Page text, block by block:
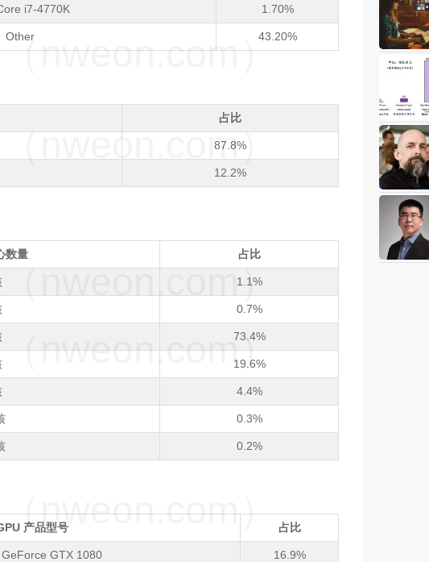
i7-4770K 1.70%
Other 43.20%
占比
87.8%
12.2%
nweon.com）
数量 占比
1.1%
0.7%
73.4%
19.6%
4.4%
0.3%
0.2%
nweon.com）
产品型号 占比
GeForce GTX 1080 16.9%
nweon.com）
nweon.com）
nweon.com）